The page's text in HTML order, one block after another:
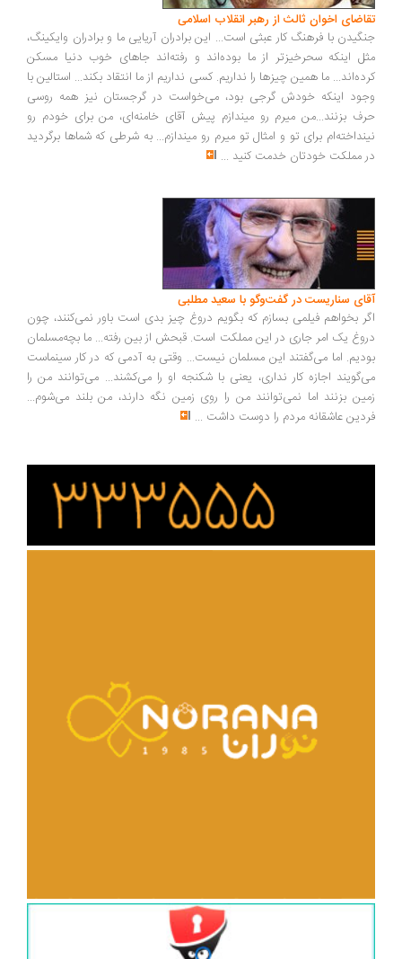
اخوان ثالث از رهبر انقلاب اسلامی
با فرهنگ کار عبثی است... این برادران آریایی ما و برادران وایکینگ،
اینکه سحرخیزتر از ما بوده‌اند و رفته‌اند جاهای خوب دنیا مسکن
ما همین چیزها را نداریم. کسی نداریم از ما انتقاد بکند... استالین با
اینکه خودش گرجی بود، می‌خواست در گرجستان نیز همه روسی
بزنند...من میرم رو میندازم پیش آقای خامنه‌ای، من برای خودم رو
برای تو و امثال تو میرم رو میندازم... به شرطی که شماها برگردید
مملکت خودتان خدمت کنید...
سناریست در گفت‌وگو با سعید مطلبی
بخواهم فیلمی بسازم که بگویم دروغ چیز بدی است باور نمی‌کنند، چون
یک امر جاری در این مملکت است. قبحش از بین رفته... ما بچه‌مسلمان
اما می‌گفتند این مسلمان نیست... وقتی به آدمی که در کار سینماست
اجازه کار نداری، یعنی با شکنجه او را می‌کشند... می‌توانند من را
بزنند اما نمی‌توانند من را روی زمین نگه دارند، من بلند می‌شوم...
عاشقانه مردم را دوست داشت ...